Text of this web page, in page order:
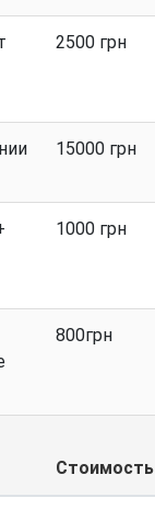
2500 грн
15000 грн
1000 грн
800грн
Стоимость